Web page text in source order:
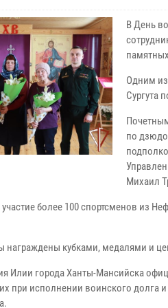
В День
Одним из
Сургута
по
Михаил
более 100 спортсменов из
награждены кубками, медалями и
Илии города Ханты-Мансийска
при исполнении воинского долга